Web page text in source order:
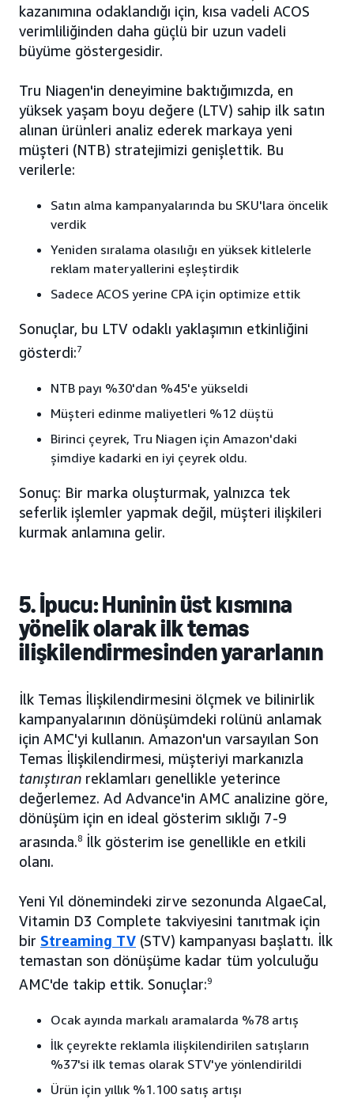
kazanımına odaklandığı için, kısa vadeli ACOS
verimliliğinden daha güçlü bir uzun vadeli
büyüme göstergesidir.
Tru Niagen'in deneyimine baktığımızda, en
yüksek yaşam boyu değere (LTV) sahip ilk satın
alınan ürünleri analiz ederek markaya yeni
müşteri (NTB) stratejimizi genişlettik. Bu
verilerle:
Satın alma kampanyalarında bu SKU'lara öncelik
verdik
Yeniden sıralama olasılığı en yüksek kitlelerle
reklam materyallerini eşleştirdik
Sadece ACOS yerine CPA için optimize ettik
Sonuçlar, bu LTV odaklı yaklaşımın etkinliğini
gösterdi:7
NTB payı %30'dan %45'e yükseldi
Müşteri edinme maliyetleri %12 düştü
Birinci çeyrek, Tru Niagen için Amazon'daki
şimdiye kadarki en iyi çeyrek oldu.
Sonuç: Bir marka oluşturmak, yalnızca tek
seferlik işlemler yapmak değil, müşteri ilişkileri
kurmak anlamına gelir.
5. İpucu: Huninin üst kısmına
yönelik olarak ilk temas
ilişkilendirmesinden yararlanın
İlk Temas İlişkilendirmesini ölçmek ve bilinirlik
kampanyalarının dönüşümdeki rolünü anlamak
için AMC'yi kullanın. Amazon'un varsayılan Son
Temas İlişkilendirmesi, müşteriyi markanızla
tanıştıran reklamları genellikle yeterince
değerlemez. Ad Advance'in AMC analizine göre,
dönüşüm için en ideal gösterim sıklığı 7-9
arasında.8 İlk gösterim ise genellikle en etkili
olanı.
Yeni Yıl dönemindeki zirve sezonunda AlgaeCal,
Vitamin D3 Complete takviyesini tanıtmak için
bir Streaming TV (STV) kampanyası başlattı. İlk
temastan son dönüşüme kadar tüm yolculuğu
AMC'de takip ettik. Sonuçlar:9
Ocak ayında markalı aramalarda %78 artış
İlk çeyrekte reklamla ilişkilendirilen satışların
%37'si ilk temas olarak STV'ye yönlendirildi
Ürün için yıllık %1.100 satış artışı